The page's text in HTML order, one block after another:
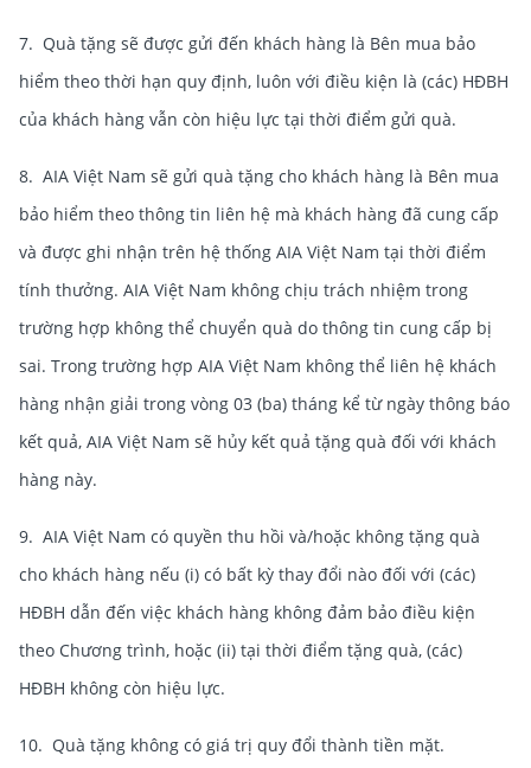
7. Quà tặng sẽ được gửi đến khách hàng là Bên mua bảo
hiểm theo thời hạn quy định, luôn với điều kiện là (các) HĐBH
của khách hàng vẫn còn hiệu lực tại thời điểm gửi quà.
8. AIA Việt Nam sẽ gửi quà tặng cho khách hàng là Bên mua
bảo hiểm theo thông tin liên hệ mà khách hàng đã cung cấp
và được ghi nhận trên hệ thống AIA Việt Nam tại thời điểm
tính thưởng. AIA Việt Nam không chịu trách nhiệm trong
trường hợp không thể chuyển quà do thông tin cung cấp bị
sai. Trong trường hợp AIA Việt Nam không thể liên hệ khách
hàng nhận giải trong vòng 03 (ba) tháng kể từ ngày thông báo
kết quả, AIA Việt Nam sẽ hủy kết quả tặng quà đối với khách
hàng này.
9. AIA Việt Nam có quyền thu hồi và/hoặc không tặng quà
cho khách hàng nếu (i) có bất kỳ thay đổi nào đối với (các)
HĐBH dẫn đến việc khách hàng không đảm bảo điều kiện
theo Chương trình, hoặc (ii) tại thời điểm tặng quà, (các)
HĐBH không còn hiệu lực.
10. Quà tặng không có giá trị quy đổi thành tiền mặt.